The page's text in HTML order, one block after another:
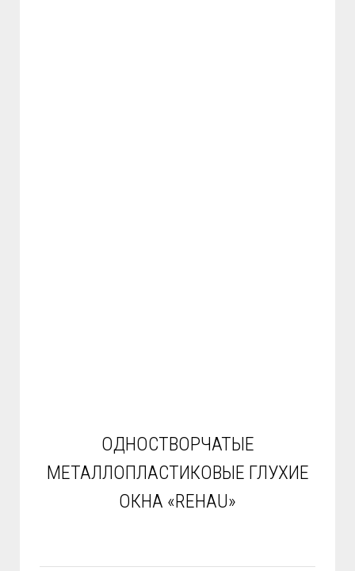
ОДНОСТВОРЧАТЫЕ
МЕТАЛЛОПЛАСТИКОВЫЕ ГЛУХИЕ
ОКНА «REHAU»